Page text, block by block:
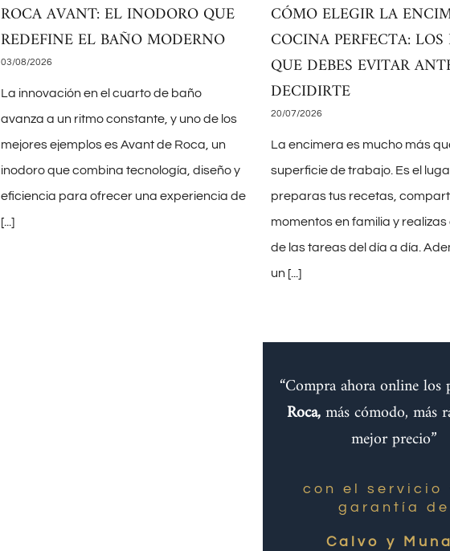
ROCA AVANT: EL INODORO QUE
REDEFINE EL BAÑO MODERNO
03/08/2026
La innovación en el cuarto de baño
avanza a un ritmo constante, y uno de los
mejores ejemplos es Avant de Roca, un
inodoro que combina tecnología, diseño y
eficiencia para ofrecer una experiencia de
[...]
CÓMO ELEGIR LA
COCINA PERFECTA: LOS
QUE DEBES EVITAR
DECIDIRTE
20/07/2026
La encimera es mucho más
superficie de trabajo. Es el
preparas tus recetas,
momentos en familia y
de las tareas del día a día.
un [...]
“Compra ahora online los
Roca,más cómodo, más
mejor precio”
con el servicio
garantía de
Calvo y